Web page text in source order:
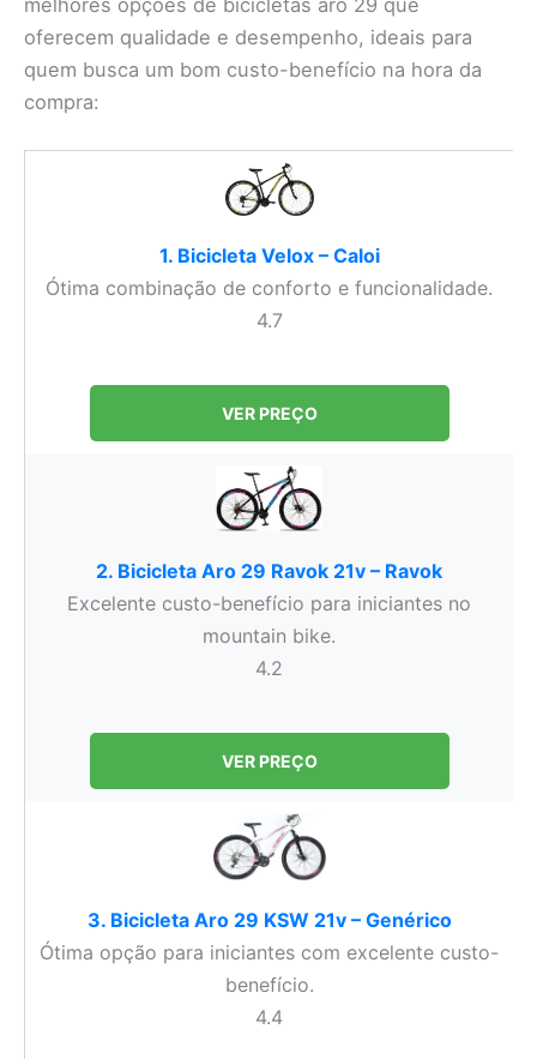
oferecem qualidade e desempenho, ideais para
quem busca um bom custo-benefício na hora da
compra:
1. Bicicleta Velox – Caloi
Ótima combinação de conforto e funcionalidade.
4.7
VER PREÇO
2. Bicicleta Aro 29 Ravok 21v – Ravok
Excelente custo-benefício para iniciantes no
mountain bike.
4.2
VER PREÇO
3. Bicicleta Aro 29 KSW 21v – Genérico
Ótima opção para iniciantes com excelente custo-
benefício.
4.4